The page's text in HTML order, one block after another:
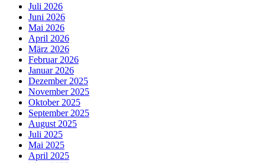
Juli 2026
Juni 2026
Mai 2026
April 2026
März 2026
Februar 2026
Januar 2026
Dezember 2025
November 2025
Oktober 2025
September 2025
August 2025
Juli 2025
Mai 2025
April 2025